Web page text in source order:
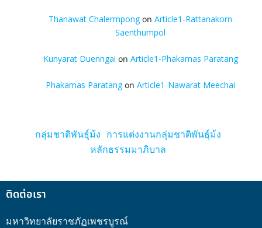
Thanawat Chalermpongon Article1-Rattanakorn
Saenthumpol
Kunyarat Duenngai on Article1-Phakamas Paratang
Phakamas Paratangon Article1-Nawarat Meechai
กลุ่มชาติพันธุ์ม้ง การแต่งงานกลุ่มชาติพันธุ์ม้ง
หลักธรรมมาภิบาล
ติดต่อเรา
มหาวิทยาลัยราชภัฏเพชรบูรณ์